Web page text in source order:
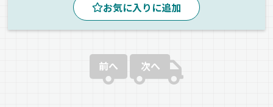
自動車部品 建材 軽四輪（AT）
お気に入りに追加
前へ 次へ